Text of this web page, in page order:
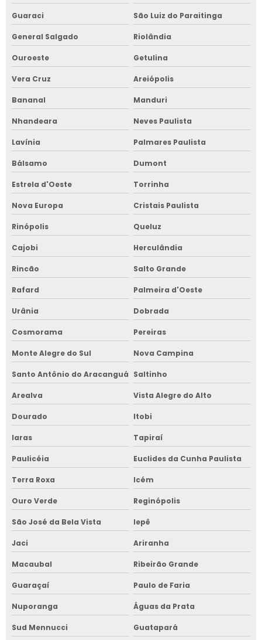
Guaraci São Luiz do Paraitinga
General Salgado Riolândia
Ouroeste Getulina
Vera Cruz Areiópolis
Bananal Manduri
Nhandeara Neves Paulista
Lavínia Palmares Paulista
Bálsamo Dumont
Estrela d'Oeste Torrinha
Nova Europa Cristais Paulista
Rinópolis Queluz
Cajobi Herculândia
Rincão Salto Grande
Rafard Palmeira d'Oeste
Urânia Dobrada
Cosmorama Pereiras
Monte Alegre do Sul Nova Campina
Santo Antônio do Aracanguá Saltinho
Arealva Vista Alegre do Alto
Dourado Itobi
Iaras Tapiraí
Paulicéia Euclides da Cunha Paulista
Terra Roxa Icém
Ouro Verde Reginópolis
São José da Bela Vista Iepê
Jaci Ariranha
Macaubal Ribeirão Grande
Guaraçaí Paulo de Faria
Nuporanga Águas da Prata
Sud Mennucci Guatapará